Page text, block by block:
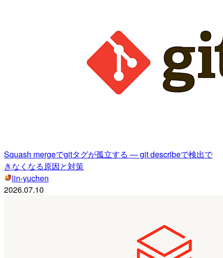
Squash mergeでgitタグが孤立する — git describeで検出で
きなくなる原因と対策
lin-yuchen
2026.07.10